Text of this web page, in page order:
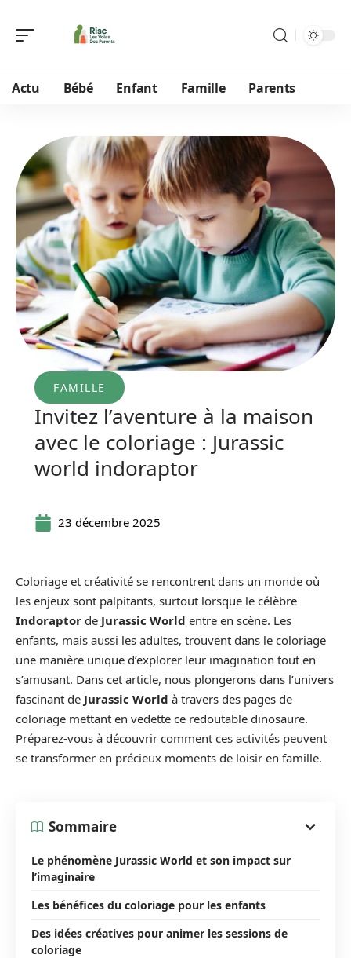
Actu Bébé Enfant Famille Parents
FAMILLE
Invitez l’aventure à la maison
avec le coloriage : Jurassic
world indoraptor
23 décembre 2025
Coloriage et créativité se rencontrent dans un monde où
les enjeux sont palpitants, surtout lorsque le célèbre
Indoraptor de Jurassic World entre en scène. Les
enfants, mais aussi les adultes, trouvent dans le coloriage
une manière unique d’explorer leur imagination tout en
s’amusant. Dans cet article, nous plongerons dans l’univers
fascinant de Jurassic World à travers des pages de
coloriage mettant en vedette ce redoutable dinosaure.
Préparez-vous à découvrir comment ces activités peuvent
se transformer en précieux moments de loisir en famille.
Sommaire
Le phénomène Jurassic World et son impact sur
l’imaginaire
Les bénéfices du coloriage pour les enfants
Des idées créatives pour animer les sessions de
coloriage